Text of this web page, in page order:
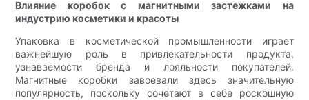
Влияние коробок с магнитными застежками на
индустрию косметики и красоты
Упаковка в косметической промышленности играет
важнейшую роль в привлекательности продукта,
узнаваемости бренда и лояльности покупателей.
Магнитные коробки завоевали здесь значительную
популярность, поскольку сочетают в себе роскошную